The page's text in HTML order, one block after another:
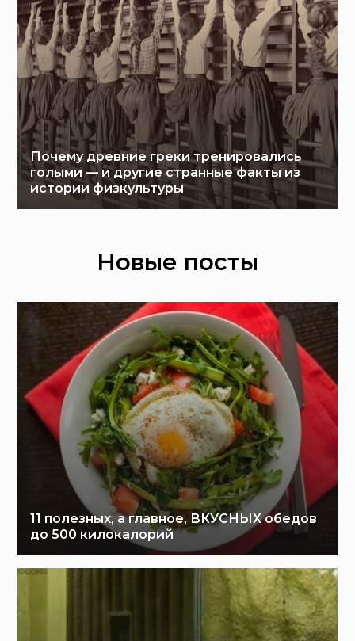
Почему древние греки тренировались
голыми — и другие странные факты из
истории физкультуры
Новые посты
11 полезных, а главное, ВКУСНЫХ обедов
до 500 килокалорий